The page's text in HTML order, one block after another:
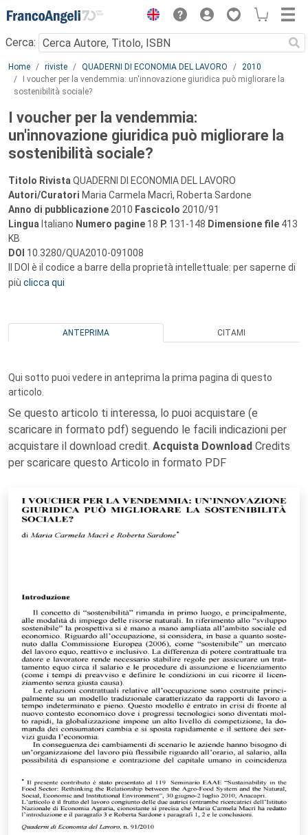
Menu
Cerca:
Main content
Home riviste QUADERNI DI ECONOMIA DEL LAVORO
2010
I voucher per la vendemmia: un'innovazione giuridica può migliorare la
sostenibilità sociale?
I voucher per la vendemmia:
un'innovazione giuridica può migliorare la
sostenibilità sociale?
Titolo Rivista QUADERNI DI ECONOMIA DEL LAVORO
Autori/Curatori Maria Carmela Macrì, Roberta Sardone
Anno di pubblicazione 2010 Fascicolo 2010/91
Lingua Italiano Numero pagine 18 P. 131-148 Dimensione file 413
KB
DOI 10.3280/QUA2010-091008
Il DOI è il codice a barre della proprietà intellettuale: per saperne di
più clicca qui
ANTEPRIMA CITAMI
Qui sotto puoi vedere in anteprima la prima pagina di questo
articolo.
Se questo articolo ti interessa, lo puoi acquistare (e
scaricare in formato pdf) seguendo le facili indicazioni per
acquistare il download credit. Acquista Download Credits
per scaricare questo Articolo in formato PDF